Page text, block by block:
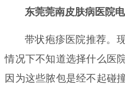
东莞莞南皮肤病医院
带状疱疹医院推荐。
情况下不知道选择什么医
因为这些脓包是经不起碰